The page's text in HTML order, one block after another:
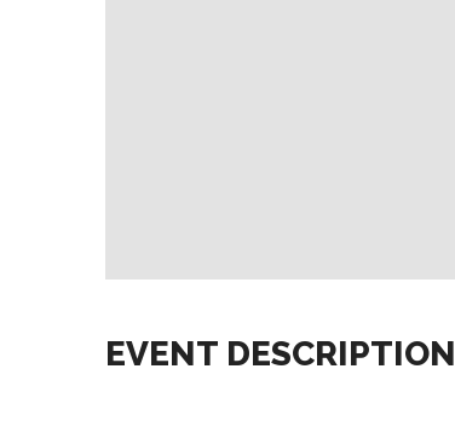
EVENT DESCRIPTION